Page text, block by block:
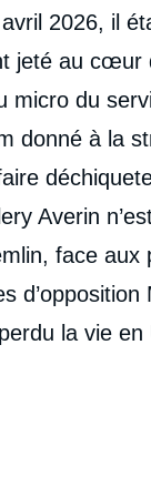
2026, il
jeté au cœur
micro du
donné à la
Averin
face aux
d’opposition
la vie